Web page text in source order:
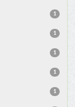
1
1
1
1
1